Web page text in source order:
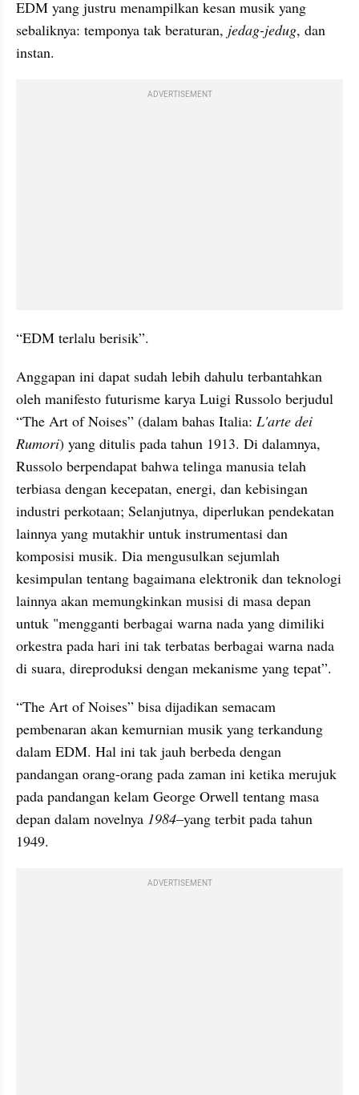
EDM yang justru menampilkan kesan musik yang
sebaliknya: temponya tak beraturan, jedag-jedug, dan
instan.
ADVERTISEMENT
“EDM terlalu berisik”.
Anggapan ini dapat sudah lebih dahulu terbantahkan
oleh manifesto futurisme karya Luigi Russolo berjudul
“The Art of Noises” (dalam bahas Italia: L'arte dei
Rumori) yang ditulis pada tahun 1913. Di dalamnya,
Russolo berpendapat bahwa telinga manusia telah
terbiasa dengan kecepatan, energi, dan kebisingan
industri perkotaan; Selanjutnya, diperlukan pendekatan
lainnya yang mutakhir untuk instrumentasi dan
komposisi musik. Dia mengusulkan sejumlah
kesimpulan tentang bagaimana elektronik dan teknologi
lainnya akan memungkinkan musisi di masa depan
untuk "mengganti berbagai warna nada yang dimiliki
orkestra pada hari ini tak terbatas berbagai warna nada
di suara, direproduksi dengan mekanisme yang tepat”.
“The Art of Noises” bisa dijadikan semacam
pembenaran akan kemurnian musik yang terkandung
dalam EDM. Hal ini tak jauh berbeda dengan
pandangan orang-orang pada zaman ini ketika merujuk
pada pandangan kelam George Orwell tentang masa
depan dalam novelnya 1984–yang terbit pada tahun
1949.
ADVERTISEMENT